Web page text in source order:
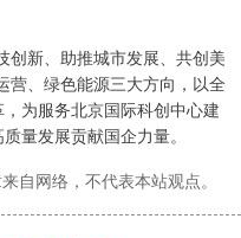
创新、助推城市发展、共创美
营、绿色能源三大方向，以全
为服务北京国际科创中心建
量发展贡献国企力量。
自网络，不代表本站观点。